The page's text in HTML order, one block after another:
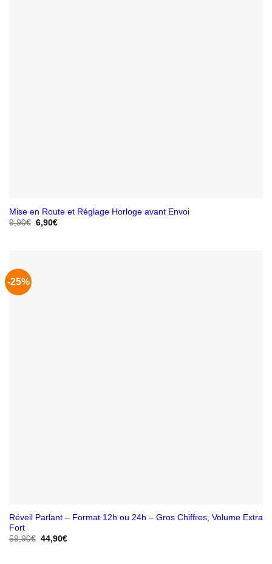
Mise en Route et Réglage Horloge avant Envoi
9,90€ Le
6,90€Le
-25%
Réveil Parlant – Format 12h ou 24h – Gros Chiffres, Volume Extra
Fort
59,90€ Le
44,90€Le